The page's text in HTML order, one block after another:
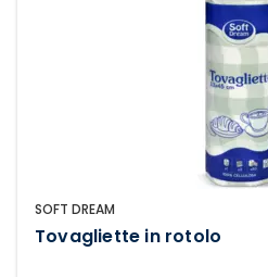
SOFT DREAM
Tovagliette in rotolo